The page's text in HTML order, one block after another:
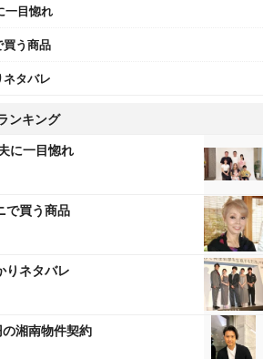
一目惚れ
う商品
タバレ
ンキング
に一目惚れ
で買う商品
りネタバレ
湘南物件契約